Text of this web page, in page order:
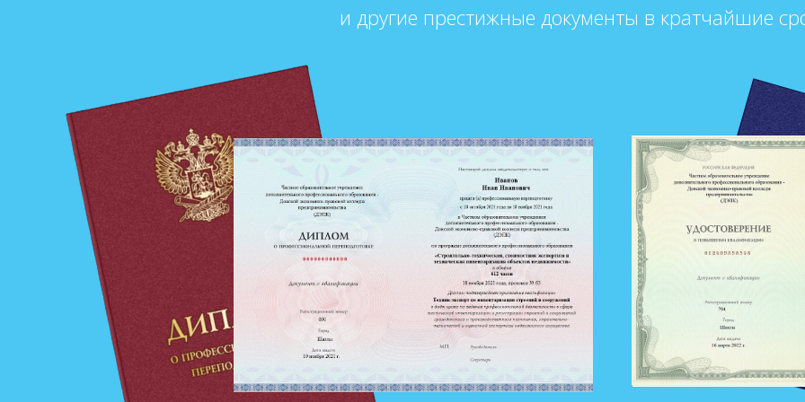
и другие престижные документы в кратчайшие